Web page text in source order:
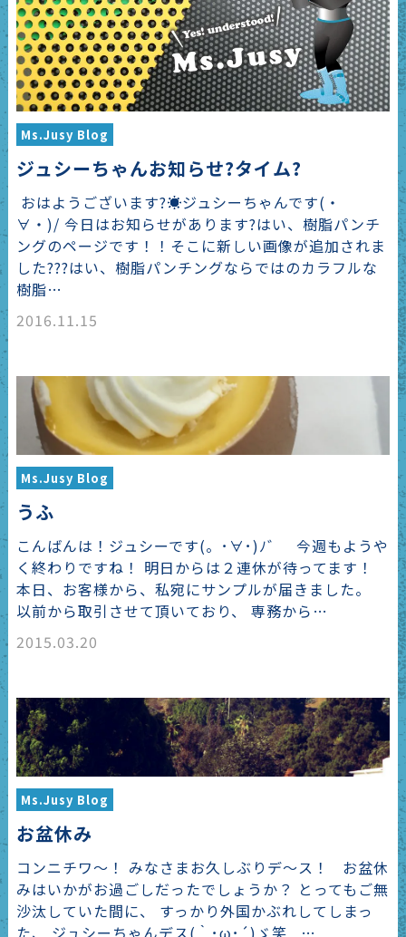
Ms.Jusy Blog
ジュシーちゃんお知らせ?タイム?
おはようございます?☀ジュシーちゃんです(・
∀・)/ 今日はお知らせがあります?はい、樹脂パンチ
ングのページです！！そこに新しい画像が追加されま
した???はい、樹脂パンチングならではのカラフルな
樹脂…
2016.11.15
Ms.Jusy Blog
うふ
こんばんは！ジュシーです(。･∀･)ﾉ゛ 今週もようや
く終わりですね！ 明日からは２連休が待ってます！
本日、お客様から、私宛にサンプルが届きました。
以前から取引させて頂いており、 専務から…
2015.03.20
Ms.Jusy Blog
お盆休み
コンニチワ～！ みなさまお久しぶりデ～ス！ お盆休
みはいかがお過ごしだったでしょうか？ とってもご無
沙汰していた間に、 すっかり外国かぶれしてしまっ
た、 ジュシーちゃんデス(｀･ω･´)ゞ笑 …